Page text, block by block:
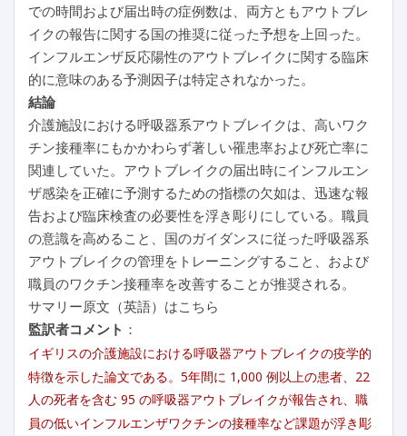
での時間および届出時の症例数は、両方ともアウトブレ
イクの報告に関する国の推奨に従った予想を上回った。
インフルエンザ反応陽性のアウトブレイクに関する臨床
的に意味のある予測因子は特定されなかった。
結論
介護施設における呼吸器系アウトブレイクは、高いワク
チン接種率にもかかわらず著しい罹患率および死亡率に
関連していた。アウトブレイクの届出時にインフルエン
ザ感染を正確に予測するための指標の欠如は、迅速な報
告および臨床検査の必要性を浮き彫りにしている。職員
の意識を高めること、国のガイダンスに従った呼吸器系
アウトブレイクの管理をトレーニングすること、および
職員のワクチン接種率を改善することが推奨される。
サマリー原文（英語）はこちら
監訳者コメント ：
イギリスの介護施設における呼吸器アウトブレイクの疫学的
特徴を示した論文である。5年間に 1,000 例以上の患者、22
人の死者を含む 95 の呼吸器アウトブレイクが報告され、職
員の低いインフルエンザワクチンの接種率など課題が浮き彫